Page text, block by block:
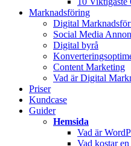
Marknadsföring
Digital
Social Media
Digital byrå
Content Marketing
Vad är Digital
Priser
Kundcase
Guider
Hemsida
Vad är
Vad kostar